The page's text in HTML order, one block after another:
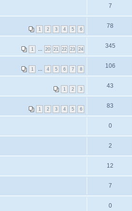
7
1 2 3 4 5 6 78
1 … 20 21 22 23 24 345
1 … 4 5 6 7 8 106
1 2 3 43
1 2 3 4 5 6 83
0
2
12
7
0